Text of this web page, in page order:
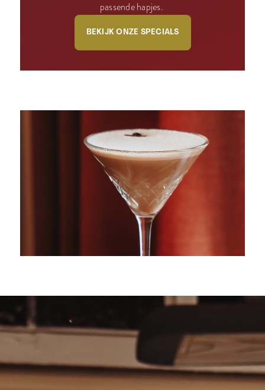
passende hapjes.
BEKIJK ONZE SPECIALS